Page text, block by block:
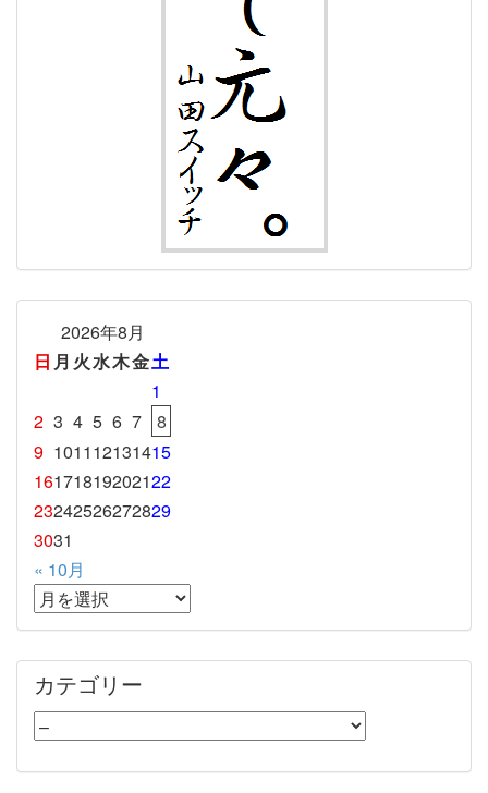
2026年8月
日 月 火水木金土
1
2 3 4 5 6 7
8
9 101112131415
16171819202122
23242526272829
3031
« 10月
カテゴリー